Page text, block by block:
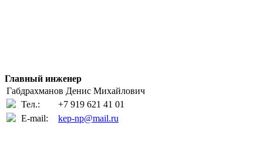
Главный инженер
Габдрахманов Денис Михайлович
Тел.:
+7 919 621 41 01
E-mail:
kep-np@mail.ru